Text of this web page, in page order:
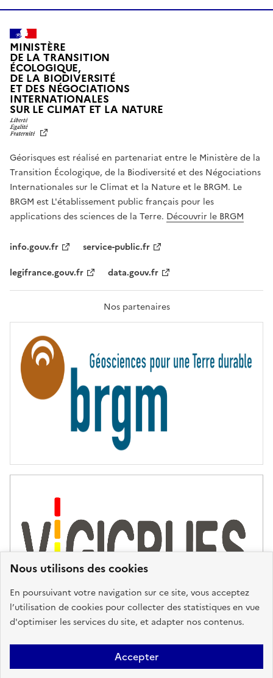
Nous utilisons des cookies
En poursuivant votre navigation sur ce site, vous acceptez
l’utilisation de cookies pour collecter des statistiques en vue
d'optimiser les services du site, et adapter nos contenus.
Accepter
MINISTÈRE
DE LA TRANSITION
ÉCOLOGIQUE,
DE LA BIODIVERSITÉ
ET DES NÉGOCIATIONS
INTERNATIONALES
SUR LE CLIMAT ET LA NATUREL
T
É
,
É
G
A
L
F
A
T
R
T
É
Géorisques est réalisé en partenariat entre le Ministère de la
Transition Écologique, de la Biodiversité et des Négociations
Internationales sur le Climat et la Nature et le BRGM. Le
BRGM est L'établissement public français pour les
applications des sciences de la Terre. Découvrir le BRGM
info.gouv.fr
service-public.fr
legifrance.gouv.fr
data.gouv.fr
Nos partenaires
Plan du site Accessibilité : partiellement conforme
Mentions
Légales
Données personnelles Gestion des cookies FAQ